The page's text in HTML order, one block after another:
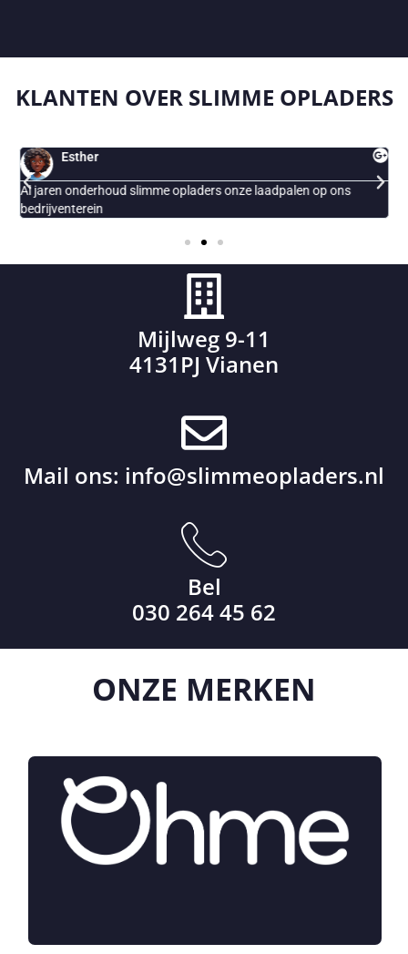
KLANTEN OVER SLIMME OPLADERS
Esther
Al jaren onderhoud slimme opladers onze laadpalen op ons
bedrijventerein
Mijlweg 9-11
4131PJ Vianen
Mail ons: info@slimmeopladers.nl
Bel
030 264 45 62
ONZE MERKEN